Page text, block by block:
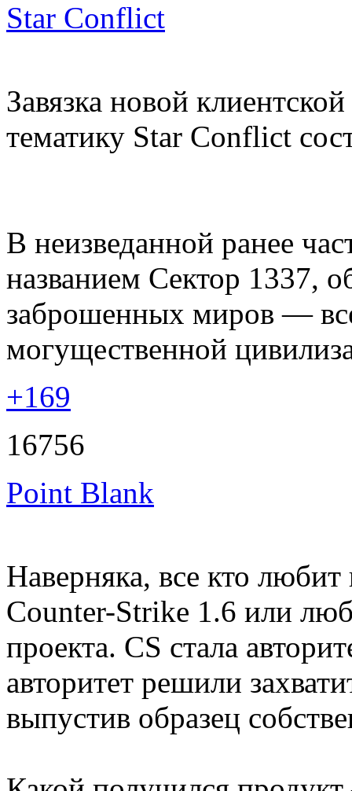
Star Conflict
Завязка новой
тематику Star Conflict
В неизведанной ранее
названием Сектор 1337,
заброшенных миров —
могущественной
+169
16756
Point Blank
Наверняка, все кто
Counter-Strike 1.6 или
проекта. CS стала
авторитет решили
выпустив образец